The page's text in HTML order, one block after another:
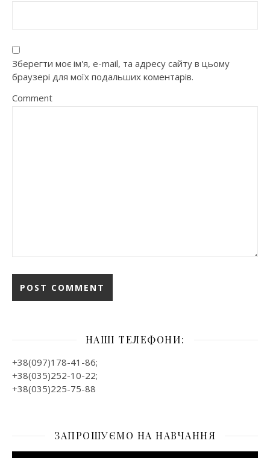
Зберегти моє ім'я, e-mail, та адресу сайту в цьому
браузері для моїх подальших коментарів.
Comment
НАШІ ТЕЛЕФОНИ:
+38(097)178-41-86;
+38(035)252-10-22;
+38(035)225-75-88
ЗАПРОШУЄМО НА НАВЧАННЯ